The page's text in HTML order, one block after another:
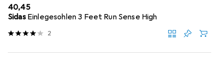
EUR
40,45
Sidas Einlegesohlen 3 Feet Run Sense High
2